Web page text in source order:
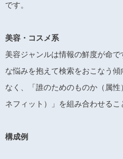
です。
美容・コスメ系
美容ジャンルは情報の鮮度が命
な悩みを抱えて検索をおこなう
なく、「誰のためのものか（属
ネフィット）」を組み合わせるこ
構成例